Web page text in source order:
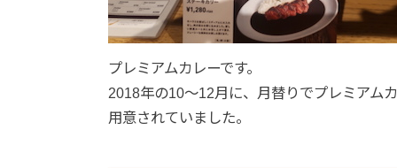
プレミアムカレーです。
2018年の10〜12月に、月替りでプレミアム
用意されていました。